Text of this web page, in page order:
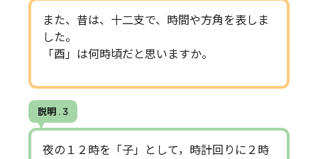
また、昔は、十二支で、時間や方角を表しま
した。
「酉」は何時頃だと思いますか。
説明 . 3
夜の１２時を「子」として，時計回りに２時